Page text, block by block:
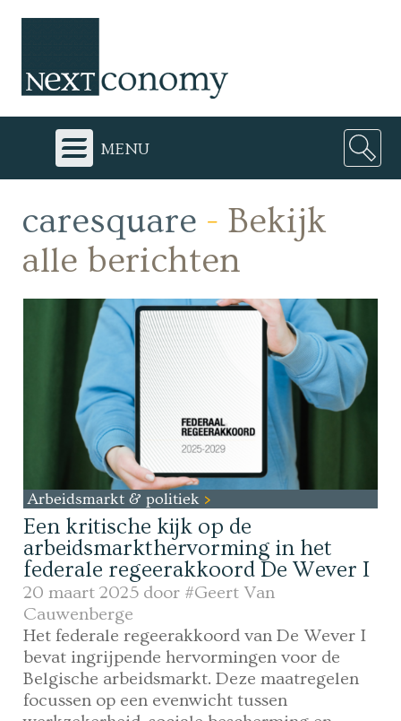
menu
caresquare - Bekijk
alle berichten
Arbeidsmarkt & politiek
Een kritische kijk op de
arbeidsmarkthervorming in het
federale regeerakkoord De Wever I
20 maart 2025 door #Geert Van
Cauwenberge
Het federale regeerakkoord van De Wever I
bevat ingrijpende hervormingen voor de
Belgische arbeidsmarkt. Deze maatregelen
focussen op een evenwicht tussen